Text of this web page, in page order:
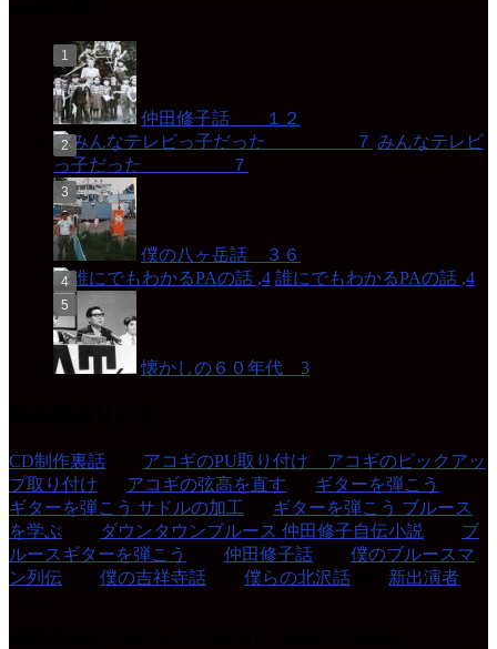
仲田修子話 １２
みんなテレビ
っ子だった ７
僕の八ヶ岳話 ３６
誰にでもわかるPAの話 ,4
懐かしの６０年代 3
CD制作裏話
アコギのPU取り付け アコギのピックアッ
プ取り付け
アコギの弦高を直す ギターを弾こう
ギターを弾こう サドルの加工
ギターを弾こう ブルース
を学ぶ
ダウンタウンブルース 仲田修子自伝小説
ブ
ルースギターを弾こう
仲田修子話
僕のブルースマ
ン列伝
僕の吉祥寺話 僕らの北沢話
新出演者